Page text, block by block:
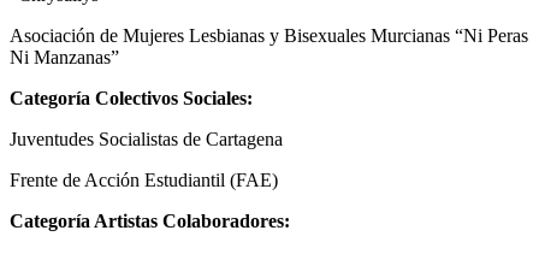
Asociación de Mujeres Lesbianas y Bisexuales Murcianas “Ni Peras
Ni Manzanas”
Categoría Colectivos Sociales:
Juventudes Socialistas de Cartagena
Frente de Acción Estudiantil (FAE)
Categoría Artistas Colaboradores: